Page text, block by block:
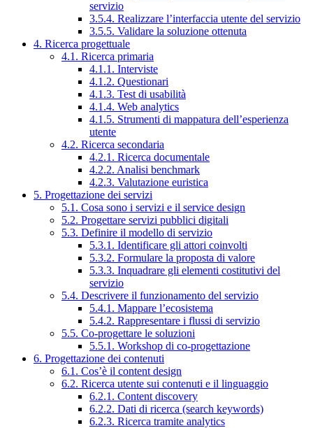
servizio
3.5.4. Realizzare l’interfaccia utente del servizio
3.5.5. Validare la soluzione ottenuta
4. Ricerca progettuale
4.1. Ricerca primaria
4.1.1. Interviste
4.1.2. Questionari
4.1.3. Test di usabilità
4.1.4. Web analytics
4.1.5. Strumenti di mappatura dell’esperienza
utente
4.2. Ricerca secondaria
4.2.1. Ricerca documentale
4.2.2. Analisi benchmark
4.2.3. Valutazione euristica
5. Progettazione dei servizi
5.1. Cosa sono i servizi e il service design
5.2. Progettare servizi pubblici digitali
5.3. Definire il modello di servizio
5.3.1. Identificare gli attori coinvolti
5.3.2. Formulare la proposta di valore
5.3.3. Inquadrare gli elementi costitutivi del
servizio
5.4. Descrivere il funzionamento del servizio
5.4.1. Mappare l’ecosistema
5.4.2. Rappresentare i flussi di servizio
5.5. Co-progettare le soluzioni
5.5.1. Workshop di co-progettazione
6. Progettazione dei contenuti
6.1. Cos’è il content design
6.2. Ricerca utente sui contenuti e il linguaggio
6.2.1. Content discovery
6.2.2. Dati di ricerca (search keywords)
6.2.3. Ricerca tramite analytics